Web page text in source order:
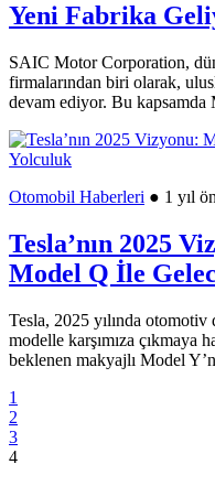
Yeni Fabrika
SAIC Motor Corporation,
firmalarından biri olarak,
devam ediyor. Bu kapsamda
Otomobil Haberleri ● 1 yıl
Tesla’nın 2025
Model Q İle
Tesla, 2025 yılında
modelle karşımıza çıkmaya
beklenen makyajlı Model
1
2
3
4